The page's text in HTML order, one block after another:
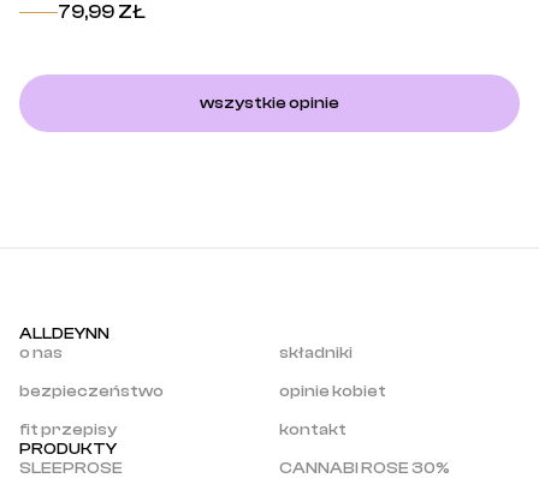
79,99 ZŁ
wszystkie opinie
ALLDEYNN
o nas
składniki
bezpieczeństwo
opinie kobiet
fit przepisy
kontakt
PRODUKTY
SLEEPROSE
CANNABI ROSE 30%